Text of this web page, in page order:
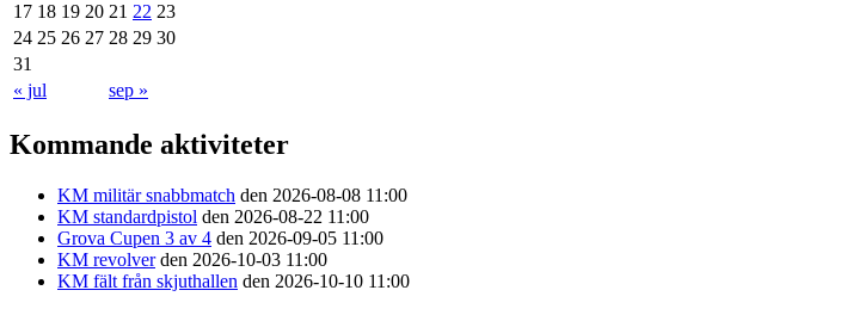
17 18 19 20 21 22 23
24 25 26 27 28 29 30
31
« jul
sep »
Kommande aktiviteter
KM militär snabbmatch den 2026-08-08 11:00
KM standardpistol den 2026-08-22 11:00
Grova Cupen 3 av 4 den 2026-09-05 11:00
KM revolverden 2026-10-03 11:00
KM fält från skjuthallen den 2026-10-10 11:00